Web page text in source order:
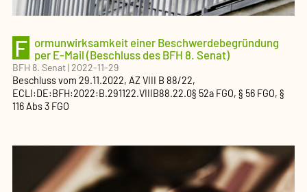
F ormunwirksamkeit einer Beschwerdebegründung
per E-Mail (Beschluss des BFH 8. Senat)
BFH 8. Senat|2022-11-29
Beschlussvom 29.11.2022, AZVIII B 88/22,
ECLI:DE:BFH:2022:B.291122.VIIIB88.22.0§ 52a FGO, § 56 FGO, §
116 Abs 3 FGO